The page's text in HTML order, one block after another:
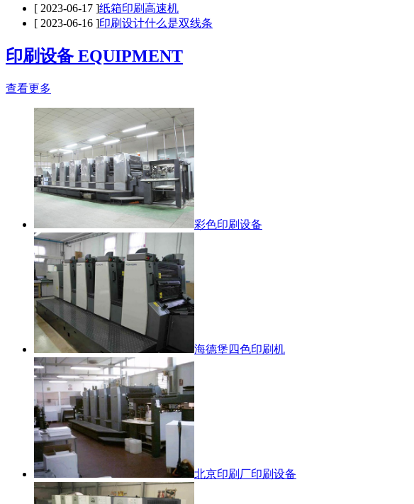
[ 2023-06-17 ]纸箱印刷高速机
[ 2023-06-16 ]印刷设计什么是双线条
印刷设备 EQUIPMENT
查看更多
彩色印刷设备
海德堡四色印刷机
北京印刷厂印刷设备